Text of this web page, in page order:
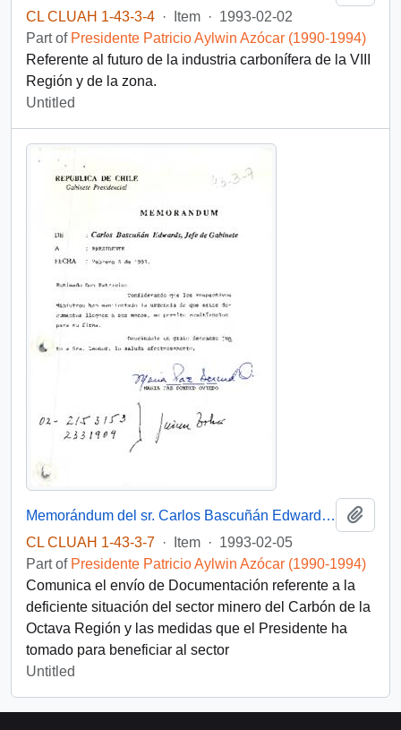
CL CLUAH 1-43-3-4 · Item · 1993-02-02
Part of Presidente Patricio Aylwin Azócar (1990-1994)
Referente al futuro de la industria carbonífera de la VIII
Región y de la zona.
Untitled
Memorándum del sr. Carlos Bascuñán Edwards dirigido al Presidente de la República, comunicándole el envío de documentos que requieren de manera urgente su firma
CL CLUAH 1-43-3-7 · Item · 1993-02-05
Part of Presidente Patricio Aylwin Azócar (1990-1994)
Comunica el envío de Documentación referente a la
deficiente situación del sector minero del Carbón de la
Octava Región y las medidas que el Presidente ha
tomado para beneficiar al sector
Untitled